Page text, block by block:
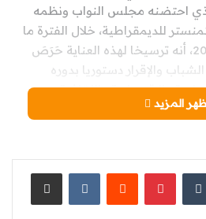
احتضنه مجلس النواب ونظمه
للديمقراطية، خلال الفترة ما
بين يونيو 2023 ومارس 2025، أنه ترسيخا لهذه العناية حَرَصَ
والإقرار دستوريا بدوره
والاقتصادية والثقافية
في الحياة العامة، وولوجه إلى
لهذا البرنامج، وللحماس الذي
يتعين الحرص على استثمار نتائجه،
المزيد
بينتيريست